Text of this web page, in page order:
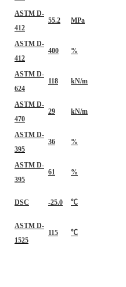
ASTM D-
412
55.2 MPa
ASTM D-
412
400 %
ASTM D-
624
118 kN/m
ASTM D-
470
29 kN/m
ASTM D-
395
36 %
ASTM D-
395
61 %
DSC -25.0 ℃
ASTM D-
1525
115 ℃